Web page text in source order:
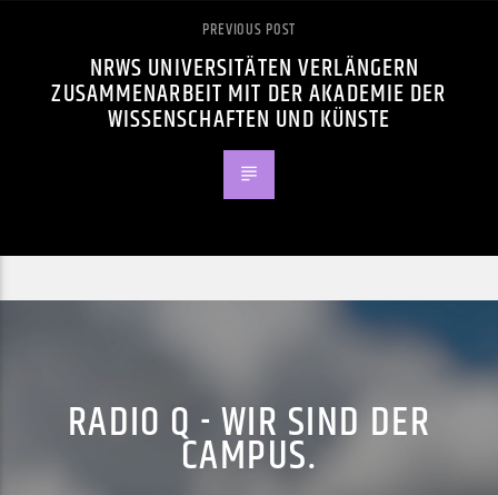
PREVIOUS POST
NRWS UNIVERSITÄTEN VERLÄNGERN
ZUSAMMENARBEIT MIT DER AKADEMIE DER
WISSENSCHAFTEN UND KÜNSTE
RADIO Q - WIR SIND DER
CAMPUS.